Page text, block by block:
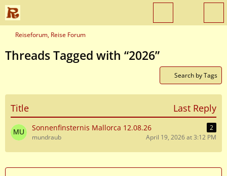
Reiseforum, Reise Forum
Threads Tagged with “2026”
Search by Tags
Title Last Reply
Sonnenfinsternis Mallorca 12.08.26
2
mundraub
April 19, 2026 at 3:12 PM